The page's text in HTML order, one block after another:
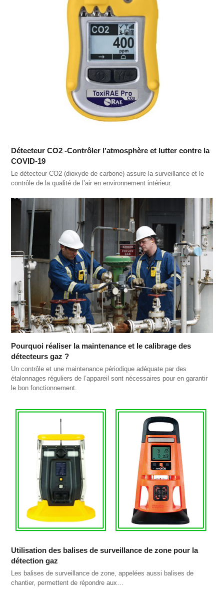
Détecteur CO2 -Contrôler l’atmosphère et lutter contre la
COVID-19
Le détecteur CO2 (dioxyde de carbone) assure la surveillance et le
contrôle de la qualité de l’air en environnement intérieur.
Pourquoi réaliser la maintenance et le calibrage des
détecteurs gaz ?
Un contrôle et une maintenance périodique adéquate par des
étalonnages réguliers de l’appareil sont nécessaires pour en garantir
le bon fonctionnement.
Utilisation des balises de surveillance de zone pour la
détection gaz
Les balises de surveillance de zone, appelées aussi balises de
chantier, permettent de répondre aux…